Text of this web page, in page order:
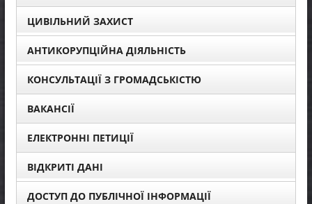
ЦИВІЛЬНИЙ ЗАХИСТ
АНТИКОРУПЦІЙНА ДІЯЛЬНІСТЬ
КОНСУЛЬТАЦІЇ З ГРОМАДСЬКІСТЮ
ВАКАНСІЇ
ЕЛЕКТРОННІ ПЕТИЦІЇ
ВІДКРИТІ ДАНІ
ДОСТУП ДО ПУБЛІЧНОЇ ІНФОРМАЦІЇ